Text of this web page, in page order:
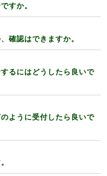
すか。
確認はできますか。
るにはどうしたら良いで
ように受付したら良いで